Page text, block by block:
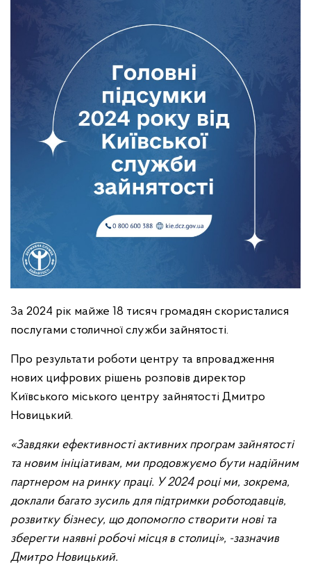
За 2024 рік майже 18 тисяч громадян скористалися
послугами столичної служби зайнятості.
Про результати роботи центру та впровадження
нових цифрових рішень розповів директор
Київського міського центру зайнятості Дмитро
Новицький.
«Завдяки ефективності активних програм зайнятості
та новим ініціативам, ми продовжуємо бути надійним
партнером на ринку праці. У 2024 році ми, зокрема,
доклали багато зусиль для підтримки роботодавців,
розвитку бізнесу, що допомогло створити нові та
зберегти наявні робочі місця в столиці», -зазначив
Дмитро Новицький.